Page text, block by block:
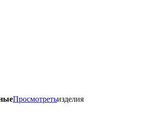
Просмотретьизделия